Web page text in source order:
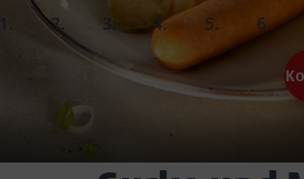
slide
slide
1.
slide
slide
3.
slide
4.
g festkochende Kartoffeln
gesalzenem Wasser
ca. 10 Min.
kaltem Wasser
g Gewürzgurken
Frühlingszwiebel(n)
EL heller Essig 2EL Mayonnaise
Naturjoghurt (z.B. Milprima)
EL Gewürzgurkensud
ca. 70 °C-
Kartoffelsalat